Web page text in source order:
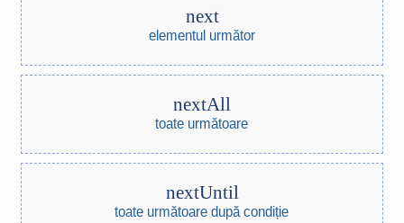
next
elementul următor
nextAll
toate următoare
nextUntil
toate următoare după condiție